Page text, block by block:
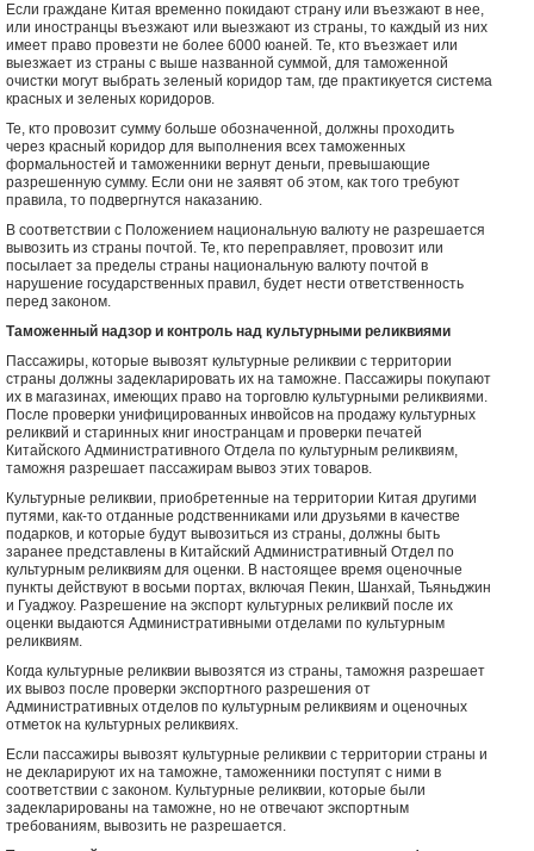
Если граждане Китая временно покидают страну или въезжают в нее,
или иностранцы въезжают или выезжают из страны, то каждый из них
имеет право провезти не более 6000 юаней. Те, кто въезжает или
выезжает из страны с выше названной суммой, для таможенной
очистки могут выбрать зеленый коридор там, где практикуется система
красных и зеленых коридоров.
Те, кто провозит сумму больше обозначенной, должны проходить
через красный коридор для выполнения всех таможенных
формальностей и таможенники вернут деньги, превышающие
разрешенную сумму. Если они не заявят об этом, как того требуют
правила, то подвергнутся наказанию.
В соответствии с Положением национальную валюту не разрешается
вывозить из страны почтой. Те, кто переправляет, провозит или
посылает за пределы страны национальную валюту почтой в
нарушение государственных правил, будет нести ответственность
перед законом.
Таможенный надзор и контроль над культурными реликвиями
Пассажиры, которые вывозят культурные реликвии с территории
страны должны задекларировать их на таможне. Пассажиры покупают
их в магазинах, имеющих право на торговлю культурными реликвиями.
После проверки унифицированных инвойсов на продажу культурных
реликвий и старинных книг иностранцам и проверки печатей
Китайского Административного Отдела по культурным реликвиям,
таможня разрешает пассажирам вывоз этих товаров.
Культурные реликвии, приобретенные на территории Китая другими
путями, как-то отданные родственниками или друзьями в качестве
подарков, и которые будут вывозиться из страны, должны быть
заранее представлены в Китайский Административный Отдел по
культурным реликвиям для оценки. В настоящее время оценочные
пункты действуют в восьми портах, включая Пекин, Шанхай, Тьяньджин
и Гуаджоу. Разрешение на экспорт культурных реликвий после их
оценки выдаются Административными отделами по культурным
реликвиям.
Когда культурные реликвии вывозятся из страны, таможня разрешает
их вывоз после проверки экспортного разрешения от
Административных отделов по культурным реликвиям и оценочных
отметок на культурных реликвиях.
Если пассажиры вывозят культурные реликвии с территории страны и
не декларируют их на таможне, таможенники поступят с ними в
соответствии с законом. Культурные реликвии, которые были
задекларированы на таможне, но не отвечают экспортным
требованиям, вывозить не разрешается.